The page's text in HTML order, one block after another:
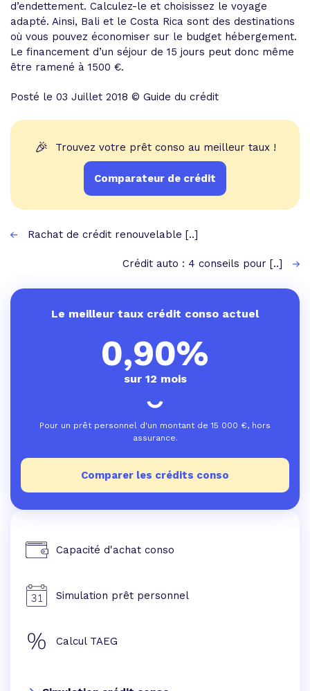
d’endettement. Calculez-le et choisissez le voyage
adapté. Ainsi, Bali et le Costa Rica sont des destinations
où vous pouvez économiser sur le budget hébergement.
Le financement d’un séjour de 15 jours peut donc même
être ramené à 1500 €.
Posté le 03 Juillet 2018 © Guide du crédit
🎉 Trouvez votre prêt conso au meilleur taux !
Comparateur de crédit
Rachat de crédit renouvelable [..]
Crédit auto : 4 conseils pour [..]
Le meilleur taux crédit conso actuel
0,90%
sur 12 mois
Pour un prêt personnel d'un montant de 15 000 €, hors
assurance.
Comparer les crédits conso
Capacité d'achat conso
Simulation prêt personnel
Calcul TAEG